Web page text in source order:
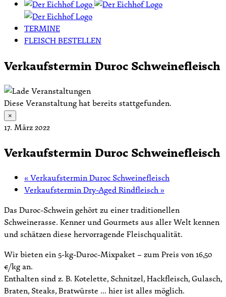
TERMINE
FLEISCH BESTELLEN
Verkaufstermin Duroc Schweinefleisch
Diese Veranstaltung hat bereits stattgefunden.
×
17. März 2022
Verkaufstermin Duroc Schweinefleisch
« Verkaufstermin Duroc Schweinefleisch
Verkaufstermin Dry-Aged Rindfleisch»
Das Duroc-Schwein gehört zu einer traditionellen
Schweinerasse. Kenner und Gourmets aus aller Welt kennen
und schätzen diese hervorragende Fleischqualität.
Wir bieten ein 5-kg-Duroc-Mixpaket – zum Preis von 16,50
€/kg an.
Enthalten sind z. B. Kotelette, Schnitzel, Hackfleisch, Gulasch,
Braten, Steaks, Bratwürste … hier ist alles möglich.